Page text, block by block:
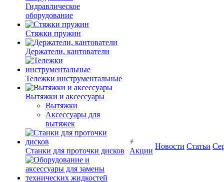
Гидравлическое
оборудование
Стяжки пружин
Держатели, кантователи
Тележки инструментальные
Вытяжки и аксессуары
Вытяжки
Аксессуары для
вытяжек
Станки для проточки дисков Акции
Новости Статьи